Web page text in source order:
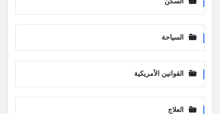
السياحة
القوانين الأمريكية
العلاج